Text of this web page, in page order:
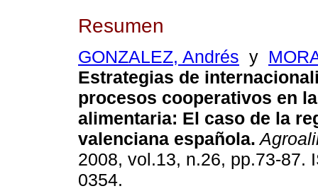
Resumen
GONZALEZ, Andrés y
Estrategias de
procesos cooperativos en
alimentaria: El caso de la
valenciana española.
2008, vol.13, n.26, pp.73-87.
0354.